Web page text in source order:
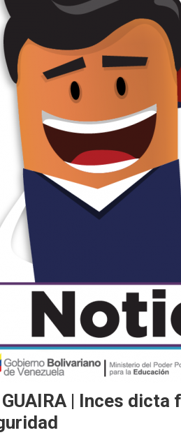
GUAIRA | Inces